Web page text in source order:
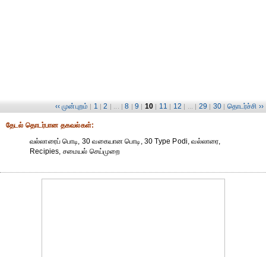
‹‹ முன்புறம் | 1 | 2 | ... | 8 | 9 | 10 | 11 | 12 | ... | 29 | 30 | தொடர்ச்சி ››
தேட‌ல் தொட‌ர்பான தகவ‌ல்க‌ள்:
வல்லாரைப் பொடி, 30 வகையான பொடி, 30 Type Podi, வல்லாரை,
Recipies, சமையல் செய்முறை